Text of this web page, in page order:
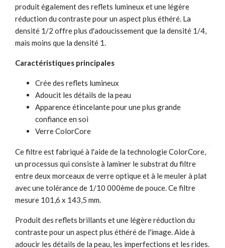
produit également des reflets lumineux et une légère
réduction du contraste pour un aspect plus éthéré. La
densité 1/2 offre plus d'adoucissement que la densité 1/4,
mais moins que la densité 1.
Caractéristiques principales
Crée des reflets lumineux
Adoucit les détails de la peau
Apparence étincelante pour une plus grande
confiance en soi
Verre ColorCore
Ce filtre est fabriqué à l'aide de la technologie ColorCore,
un processus qui consiste à laminer le substrat du filtre
entre deux morceaux de verre optique et à le meuler à plat
avec une tolérance de 1/10 000ème de pouce. Ce filtre
mesure 101,6 x 143,5 mm.
Produit des reflets brillants et une légère réduction du
contraste pour un aspect plus éthéré de l'image. Aide à
adoucir les détails de la peau, les imperfections et les rides.